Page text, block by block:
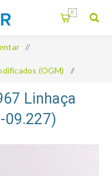
0
/
(OGM) /
GS-P-09.227)
Linhaça
09.227)